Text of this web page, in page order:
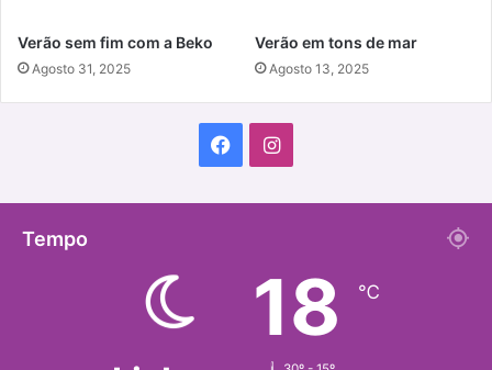
Verão sem fim com a Beko
Agosto 31, 2025
Verão em tons de mar
Agosto 13, 2025
FacebookInstagram
Tempo
18 ℃